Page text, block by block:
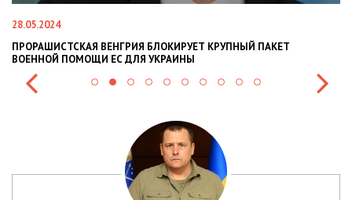
28.05.2024
ПРОРАШИСТСКАЯ ВЕНГРИЯ БЛОКИРУЕТ КРУПНЫЙ ПАКЕТ
ВОЕННОЙ ПОМОЩИ ЕС ДЛЯ УКРАИНЫ